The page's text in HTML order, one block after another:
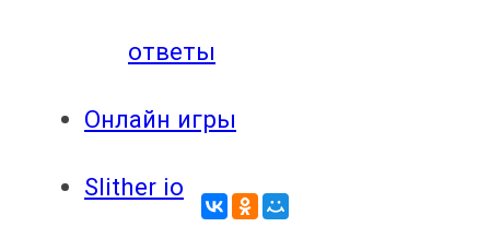
ответы
Онлайн игры
Slither io